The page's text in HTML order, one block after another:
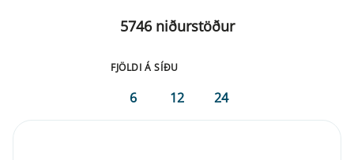
5746 niðurstöður
FJÖLDI Á SÍÐU
6 12 24